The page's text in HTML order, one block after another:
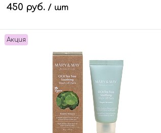
Mask Mini
450 руб. / шт
В корзину
Акция